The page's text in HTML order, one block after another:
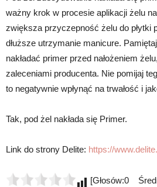
ważny krok w procesie aplikacji żelu
zwiększa przyczepność żelu do płytki
dłuższe utrzymanie manicure.
nakładać primer przed nałożeniem
zaleceniami producenta. Nie pomijaj
to negatywnie wpłynąć na trwałość i
Tak, pod żel nakłada się Primer.
Link do strony Delite: https://
[Głosów:0